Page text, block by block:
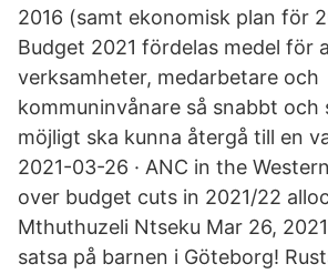
2016 (samt ekonomisk plan för
Budget 2021 fördelas medel för
verksamheter, medarbetare och
kommuninvånare så snabbt och
möjligt ska kunna återgå till en
2021-03-26 · ANC in the
over budget cuts in 2021/22
Mthuthuzeli Ntseku Mar 26,
satsa på barnen i Göteborg!